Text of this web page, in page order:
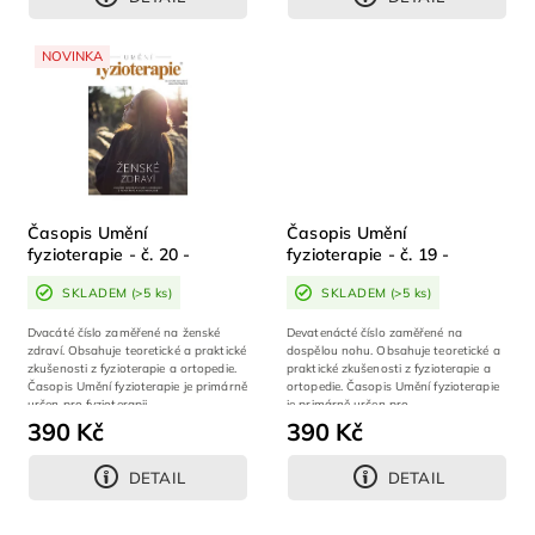
NOVINKA
Časopis Umění
fyzioterapie - č. 20 -
SKLADEM (>5 ks)
390 Kč
DETAIL
Dvacáté číslo zaměřené na ženské
zdraví. Obsahuje teoretické a praktické
zkušenosti z fyzioterapie a ortopedie.
Časopis Umění fyzioterapie je primárně
určen pro fyzioterapii,...
Časopis Umění
fyzioterapie - č. 19 -
SKLADEM (>5 ks)
390 Kč
DETAIL
Devatenácté číslo zaměřené na
dospělou nohu. Obsahuje teoretické a
praktické zkušenosti z fyzioterapie a
ortopedie. Časopis Umění fyzioterapie
je primárně určen pro...